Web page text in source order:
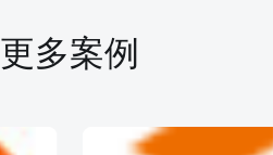
更多案例